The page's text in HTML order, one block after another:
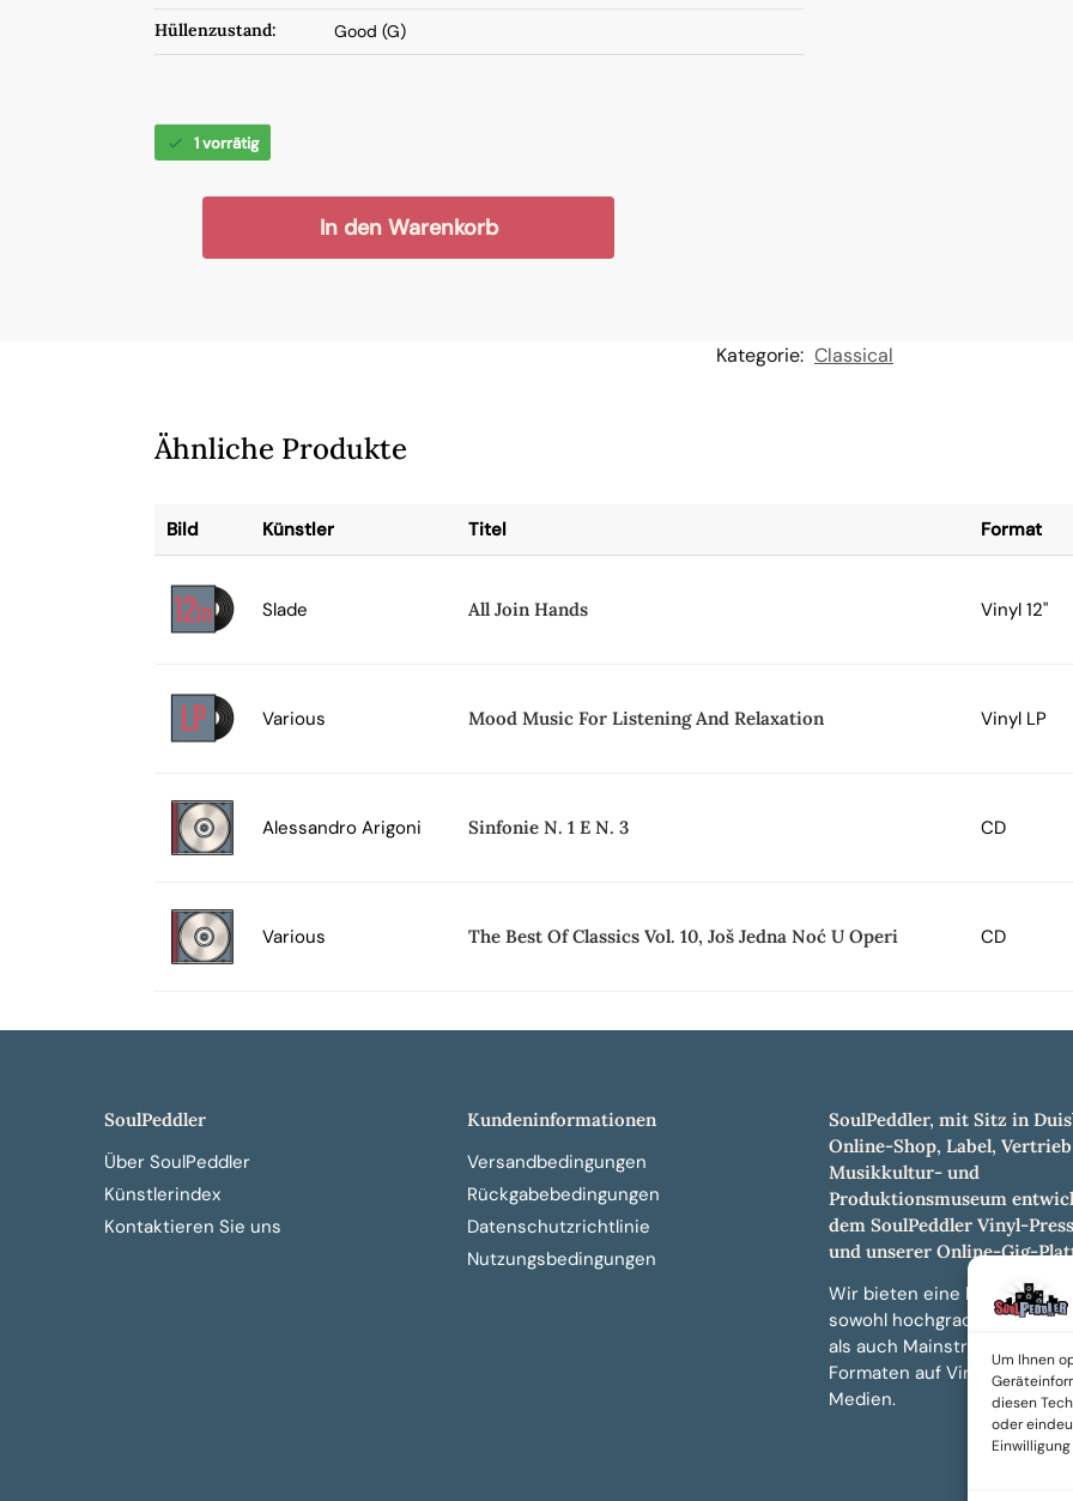
Um Ihnen
diesen
oder
Hüllenzustand: Good (G)
1 vorrätig
In den Warenkorb
Kategorie: Classical
Ähnliche Produkte
Bild Künstler Titel Format
Slade All Join Hands Vinyl 12"
Various Mood Music For Listening And Relaxation Vinyl LP
Alessandro Arigoni Sinfonie N. 1 E N. 3 CD
Various The Best Of Classics Vol. 10, Još Jedna Noć U Operi CD
SoulPeddler
Über SoulPeddler
Künstlerindex
Kontaktieren Sie uns
Kundeninformationen
Versandbedingungen
Rückgabebedingungen
Datenschutzrichtlinie
Nutzungsbedingungen
SoulPeddler, mit Sitz in
Online-Shop, Label,
Musikkultur- und
Produktionsmuseum
dem SoulPeddler Vinyl-
und unserer Online-Gig-
Wir bieten eine breite
sowohl hochgradig
als auch Mainstream-Titeln
Formaten auf Vinyl, CD und
Medien.